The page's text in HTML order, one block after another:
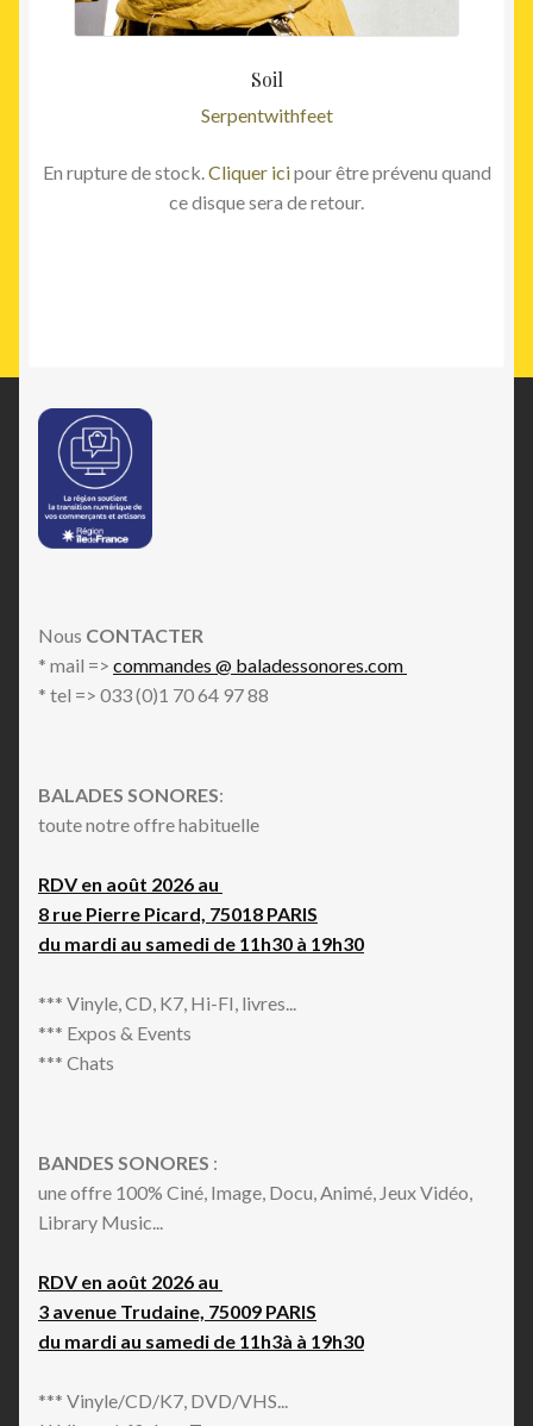
Soil
Serpentwithfeet
En rupture de stock.Cliquer icipour être prévenu quand
ce disque sera de retour.
Nous CONTACTER
* mail => commandes @ baladessonores.com
* tel => 033 (0)1 70 64 97 88
BALADES SONORES:
toute notre offre habituelle
RDV en août 2026 au
8 rue Pierre Picard, 75018 PARIS
du mardi au samedi de 11h30 à 19h30
*** Vinyle, CD, K7, Hi-FI, livres...
*** Expos & Events
*** Chats
BANDES SONORES :
une offre 100% Ciné, Image, Docu, Animé, Jeux Vidéo,
Library Music...
RDV en août 2026 au
3 avenue Trudaine, 75009 PARIS
du mardi au samedi de 11h3à à 19h30
*** Vinyle/CD/K7, DVD/VHS...